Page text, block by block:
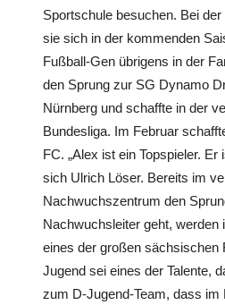
Sportschule besuchen. Bei
sie sich in der kommenden
Fußball-Gen übrigens in der
den Sprung zur SG Dynamo
Nürnberg und schaffte in der
Bundesliga. Im Februar
FC. „Alex ist ein Topspieler.
sich Ulrich Löser. Bereits im
Nachwuchszentrum den
Nachwuchsleiter geht,
eines der großen sächsischen
Jugend sei eines der Talente,
zum D-Jugend-Team, dass